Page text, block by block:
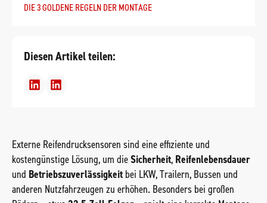
Externe Reifendrucksensoren sind eine effiziente und
kostengünstige Lösung, um dieSicherheit, Reifenlebensdauer
und Betriebszuverlässigkeit bei LKW, Trailern, Bussen und
anderen Nutzfahrzeugen zu erhöhen. Besonders bei großen
DIE 3 GOLDENE REGELN DER MONTAGE
Diesen Artikel teilen: